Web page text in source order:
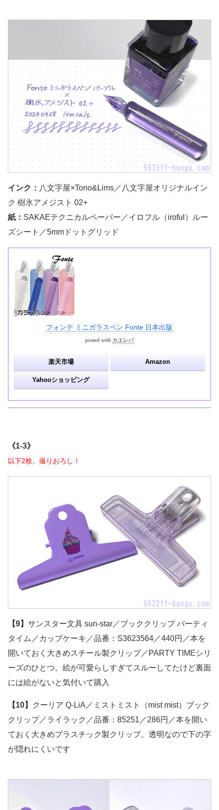
インク： 八文字屋×Tono&Lims／八文字屋オリジナルイン
ク 樹氷アメジスト 02+
紙： SAKAEテクニカルペーパー／イロフル（iroful）ルー
ズシート／5mmドットグリッド
フォンテ ミニガラスペン Fonte 日本出版
posted with カエレバ
楽天市場 Amazon
Yahooショッピング
《1-3》
以下2枚、撮りおろし！
【9】 サンスター文具 sun-star／ブッククリップ パーティ
タイム／カップケーキ／品番：S3623564／440円／本を
開いておく大きめスチール製クリップ／PARTY TIMEシリ
ーズのひとつ。絵が可愛らしすぎてスルーしてたけど裏面
には絵がないと気付いて購入
【10】
クーリア Q-LiA／ミストミスト（mist mist）ブック
クリップ／ライラック／品番：85251／286円／本を開い
ておく大きめプラスチック製クリップ。透明なので下の字
が隠れにくいです